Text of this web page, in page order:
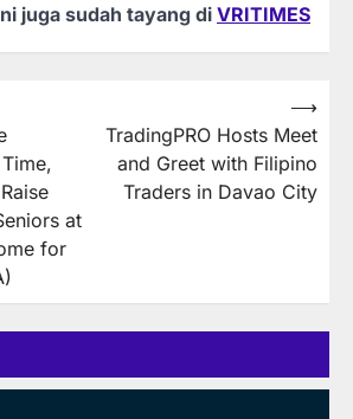
juga sudah tayang diVRITIMES
at
for
TradingPRO Hosts Meet
and Greet with Filipino
Traders in Davao City
⟶